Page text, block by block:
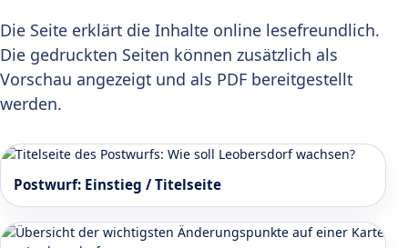
Die Seite erklärt die Inhalte online lesefreundlich.
Die gedruckten Seiten können zusätzlich als
Vorschau angezeigt und als PDF bereitgestellt
werden.
Postwurf: Einstieg / Titelseite